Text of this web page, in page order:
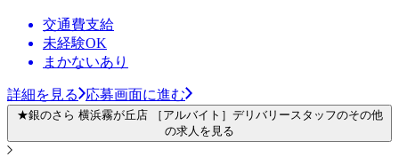
交通費支給
未経験OK
まかないあり
詳細を見る 応募画面に進む
★銀のさら 横浜霧が丘店 ［アルバイト］デリバリースタッフのその他
の求人を見る